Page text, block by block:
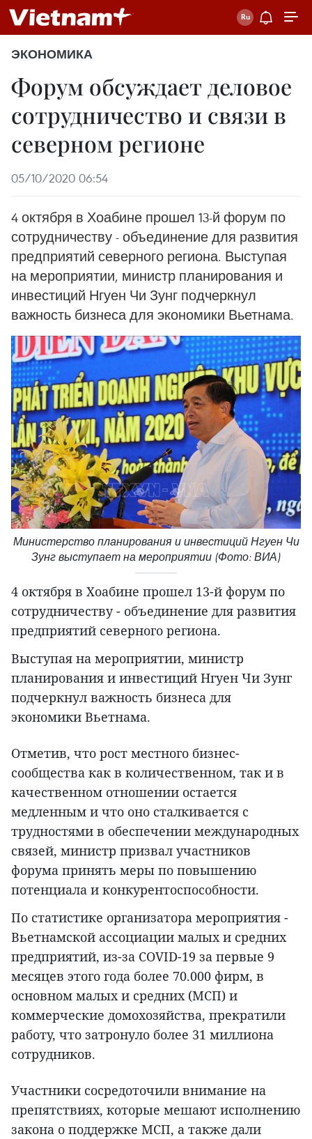
ЭКОНОМИКА
Форум обсуждает деловое
сотрудничество и связи в
северном регионе
05/10/2020 06:54
4 октября в Хоабине прошел 13-й форум по
сотрудничеству - объединение для развития
предприятий северного региона. Выступая
на мероприятии, министр планирования и
инвестиций Нгуен Чи Зунг подчеркнул
важность бизнеса для экономики Вьетнама.
Министерство планирования и инвестиций Нгуен Чи
Зунг выступает на мероприятии (Фото: ВИА)
4 октября в Хоабине прошел 13-й форум по
сотрудничеству - объединение для развития
предприятий северного региона.
Выступая на мероприятии, министр
планирования и инвестиций Нгуен Чи Зунг
подчеркнул важность бизнеса для
экономики Вьетнама.
Отметив, что рост местного бизнес-
сообщества как в количественном, так и в
качественном отношении остается
медленным и что оно сталкивается с
трудностями в обеспечении международных
связей, министр призвал участников
форума принять меры по повышению
потенциала и конкурентоспособности.
По статистике организатора мероприятия -
Вьетнамской ассоциации малых и средних
предприятий, из-за COVID-19 за первые 9
месяцев этого года более 70.000 фирм, в
основном малых и средних (МСП) и
коммерческие домохозяйства, прекратили
работу, что затронуло более 31 миллиона
сотрудников.
Участники сосредоточили внимание на
препятствиях, которые мешают исполнению
закона о поддержке МСП, а также дали